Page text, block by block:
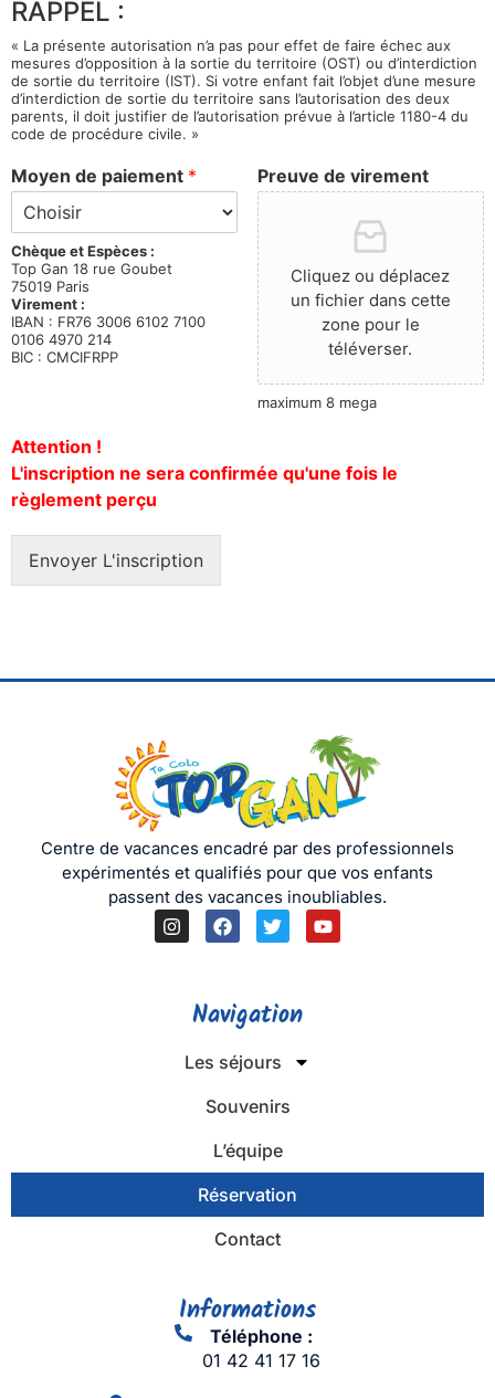
RAPPEL :
« La présente autorisation n’a pas pour effet de faire échec aux
mesures d’opposition à la sortie du territoire (OST) ou d’interdiction
de sortie du territoire (IST). Si votre enfant fait l’objet d’une mesure
d’interdiction de sortie du territoire sans l’autorisation des deux
parents, il doit justifier de l’autorisation prévue à l’article 1180-4 du
code de procédure civile. »
Moyen de paiement *
Chèque et Espèces :
Top Gan 18 rue Goubet
75019 Paris
Virement :
IBAN : FR76 3006 6102 7100
0106 4970 214
BIC : CMCIFRPP
Preuve de virement
Cliquez ou déplacez
un fichier dans cette
zone pour le
téléverser.
maximum 8 mega
Attention !
L'inscription ne sera confirmée qu'une fois le
règlement perçu
Envoyer L'inscription
Centre de vacances encadré par des professionnels
expérimentés et qualifiés pour que vos enfants
passent des vacances inoubliables.
Navigation
Les séjours
Souvenirs
L’équipe
Réservation
Contact
Informations
Téléphone :
01 42 41 17 16